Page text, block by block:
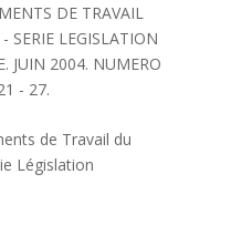
DE TRAVAIL
SERIE LEGISLATION
JUIN 2004. NUMERO
- 27.
de Travail du
Législation